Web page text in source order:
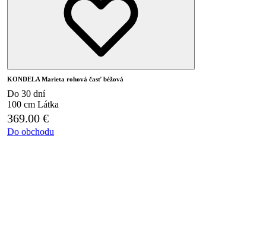
KONDELA Marieta rohová časť béžová
Do 30 dní
100 cm Látka
369.00 €
Do obchodu